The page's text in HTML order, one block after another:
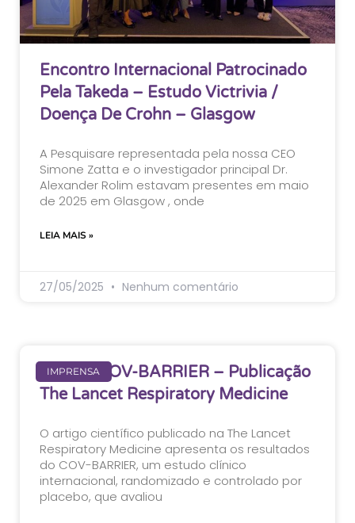
Encontro Internacional Patrocinado
Pela Takeda – Estudo Victrivia /
Doença De Crohn – Glasgow
A Pesquisare representada pela nossa CEO
Simone Zatta e o investigador principal Dr.
Alexander Rolim estavam presentes em maio
de 2025 em Glasgow , onde
LEIA MAIS »
27/05/2025 Nenhum comentário
IMPRENSA
Estudo COV-BARRIER – Publicação
The Lancet Respiratory Medicine
O artigo científico publicado na The Lancet
Respiratory Medicine apresenta os resultados
do COV-BARRIER, um estudo clínico
internacional, randomizado e controlado por
placebo, que avaliou